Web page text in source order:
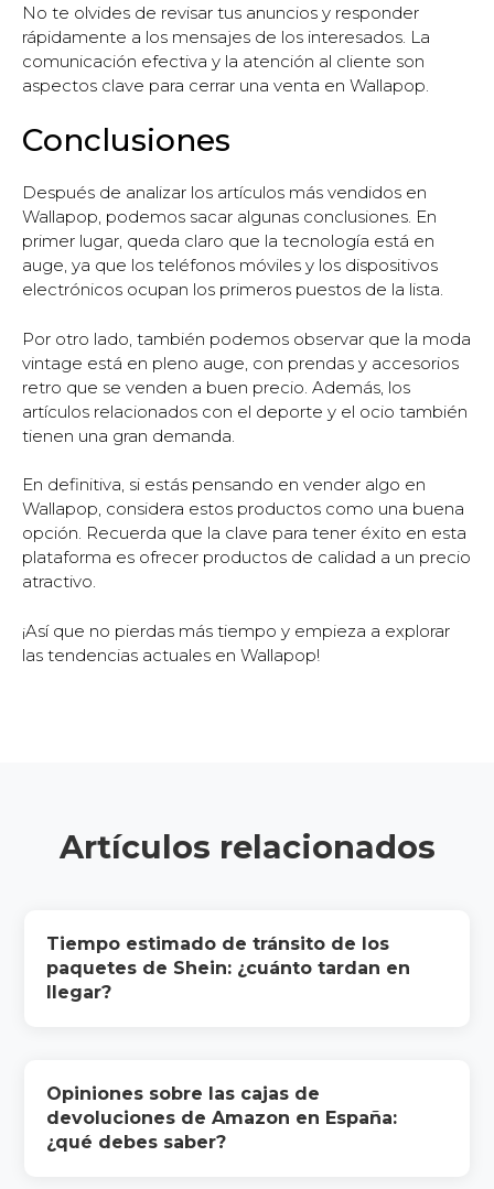
No te olvides de revisar tus anuncios y responder
rápidamente a los mensajes de los interesados. La
comunicación efectiva y la atención al cliente son
aspectos clave para cerrar una venta en Wallapop.
Conclusiones
Después de analizar los artículos más vendidos en
Wallapop, podemos sacar algunas conclusiones. En
primer lugar, queda claro que la tecnología está en
auge, ya que los teléfonos móviles y los dispositivos
electrónicos ocupan los primeros puestos de la lista.
Por otro lado, también podemos observar que la moda
vintage está en pleno auge, con prendas y accesorios
retro que se venden a buen precio. Además, los
artículos relacionados con el deporte y el ocio también
tienen una gran demanda.
En definitiva, si estás pensando en vender algo en
Wallapop, considera estos productos como una buena
opción. Recuerda que la clave para tener éxito en esta
plataforma es ofrecer productos de calidad a un precio
atractivo.
¡Así que no pierdas más tiempo y empieza a explorar
las tendencias actuales en Wallapop!
Artículos relacionados
Tiempo estimado de tránsito de los
paquetes de Shein: ¿cuánto tardan en
llegar?
Opiniones sobre las cajas de
devoluciones de Amazon en España:
¿qué debes saber?